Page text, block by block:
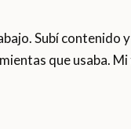
Subí contenido
que usaba.